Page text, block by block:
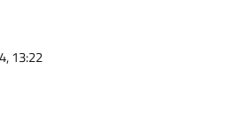
13:22